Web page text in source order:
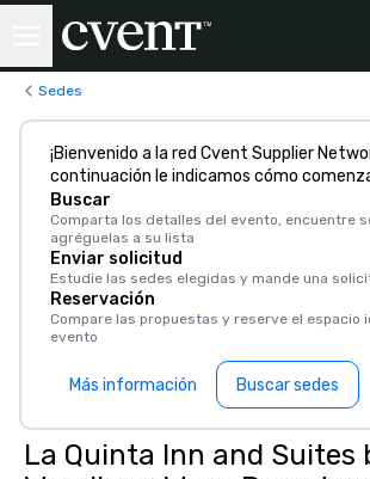
Sedes
¡Bienvenido a la red Cvent Supplier
continuación le indicamos cómo
Buscar
Comparta los detalles del evento, encuentre
agréguelas a su lista
Enviar solicitud
Estudie las sedes elegidas y mande una
Reservación
Compare las propuestas y reserve el espacio
evento
Más información Buscar sedes
La Quinta Inn and Suites